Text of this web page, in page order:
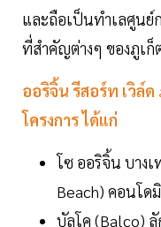
และถือเป็นทำเลศูนย์
ที่สำคัญต่างๆ ของภูเก็
ออริจิ้น รีสอร์ท เวิล์
โครงการ ได้แก่
โซ ออริจิ้น บางเ
Beach) คอนโด
บัลโค (Balco)